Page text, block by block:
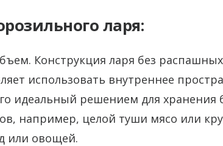
ларя:
Конструкция ларя без
использовать внутреннее
идеальный решением для
например, целой туши мясо или
или овощей.